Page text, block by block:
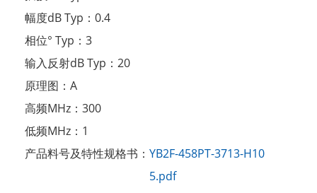
幅度dB Typ： 0.4
相位° Typ： 3
输入反射dB Typ： 20
原理图： A
高频MHz： 300
低频MHz： 1
产品料号及特性规格书： YB2F-458PT-3713-H10
5.pdf